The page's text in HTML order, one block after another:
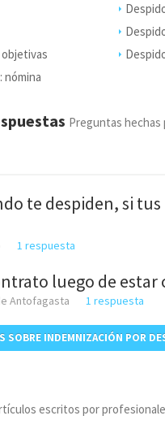
nómina
Preguntas
te despiden, si
1 respuesta
luego de estar
Antofagasta 1 respuesta
SOBRE INDEMNIZACIÓN POR
escritos por